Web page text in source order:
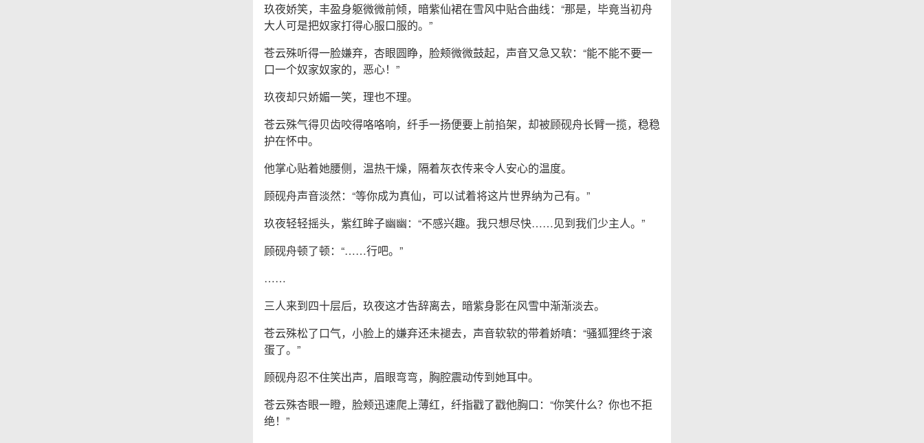
玖夜娇笑，丰盈身躯微微前倾，暗紫仙裙在雪风中贴合曲线：“那是，毕竟当初舟
大人可是把奴家打得心服口服的。”
苍云殊听得一脸嫌弃，杏眼圆睁，脸颊微微鼓起，声音又急又软：“能不能不要一
口一个奴家奴家的，恶心！”
玖夜却只娇媚一笑，理也不理。
苍云殊气得贝齿咬得咯咯响，纤手一扬便要上前掐架，却被顾砚舟长臂一揽，稳稳
护在怀中。
他掌心贴着她腰侧，温热干燥，隔着灰衣传来令人安心的温度。
顾砚舟声音淡然：“等你成为真仙，可以试着将这片世界纳为己有。”
玖夜轻轻摇头，紫红眸子幽幽：“不感兴趣。我只想尽快……见到我们少主人。”
顾砚舟顿了顿：“……行吧。”
……
三人来到四十层后，玖夜这才告辞离去，暗紫身影在风雪中渐渐淡去。
苍云殊松了口气，小脸上的嫌弃还未褪去，声音软软的带着娇嗔：“骚狐狸终于滚
蛋了。”
顾砚舟忍不住笑出声，眉眼弯弯，胸腔震动传到她耳中。
苍云殊杏眼一瞪，脸颊迅速爬上薄红，纤指戳了戳他胸口：“你笑什么？你也不拒
绝！”